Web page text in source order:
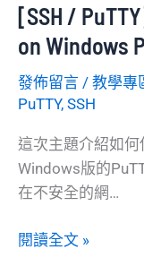
[SSH /
on Windows
發佈留言 / 教學專
PuTTY, SSH
這次主題介紹如何
Windows版的
在不安全的網…
[SSH
閱讀全文 »